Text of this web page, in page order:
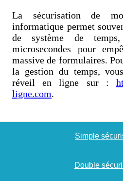
La sécurisation de
informatique permet
de système de
microsecondes pour
massive de formulaires.
la gestion du temps,
réveil en ligne sur :
ligne.com.
Simple
Double